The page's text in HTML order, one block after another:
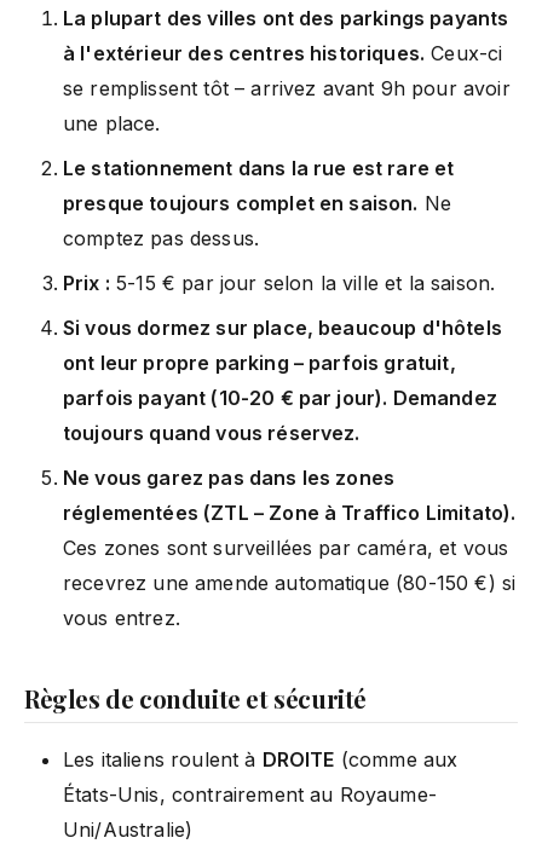
La plupart des villes ont des parkings payants
à l'extérieur des centres historiques. Ceux-ci
se remplissent tôt – arrivez avant 9h pour avoir
une place.
Le stationnement dans la rue est rare et
presque toujours complet en saison. Ne
comptez pas dessus.
Prix : 5-15 € par jour selon la ville et la saison.
Si vous dormez sur place, beaucoup d'hôtels
ont leur propre parking – parfois gratuit,
parfois payant (10-20 € par jour). Demandez
toujours quand vous réservez.
Ne vous garez pas dans les zones
réglementées (ZTL – Zone à Traffico Limitato).
Ces zones sont surveillées par caméra, et vous
recevrez une amende automatique (80-150 €) si
vous entrez.
Règles de conduite et sécurité
Les italiens roulent à DROITE (comme aux
États-Unis, contrairement au Royaume-
Uni/Australie)